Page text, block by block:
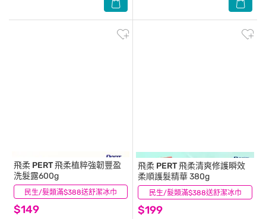
民生/髮類滿$388送舒潔冰巾
飛柔 PERT飛柔植粹強韌豐盈
洗髮露600g
$149
(1) 民生/髮類滿$388送舒潔冰巾
飛柔 PERT飛柔清爽修護瞬效
柔順護髮精華 380g
$199
(25)